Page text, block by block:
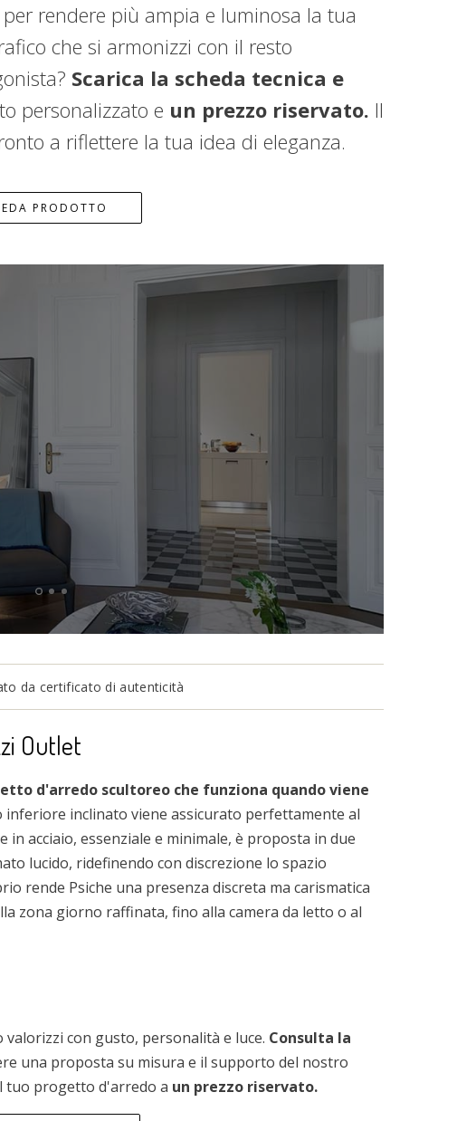
rendere più ampia e luminosa la tua
che si armonizzi con il resto
Scarica la scheda tecnica e
personalizzato e un prezzo riservato. Il
a riflettere la tua idea di eleganza.
PRODOTTO
da certificato di autenticità
Outlet
d'arredo scultoreo che funziona quando viene
inferiore inclinato viene assicurato perfettamente al
acciaio, essenziale e minimale, è proposta in due
lucido, ridefinendo con discrezione lo spazio
rende Psiche una presenza discreta ma carismatica
zona giorno raffinata, fino alla camera da letto o al
con gusto, personalità e luce. Consulta la
una proposta su misura e il supporto del nostro
tuo progetto d'arredo a un prezzo riservato.